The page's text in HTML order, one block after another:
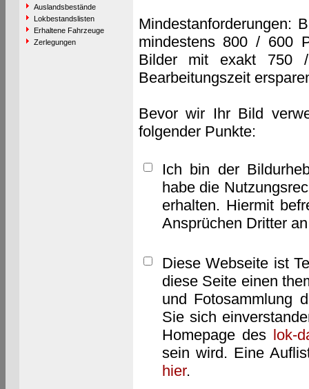
Auslandsbestände
Lokbestandslisten
Erhaltene Fahrzeuge
Zerlegungen
Mindestanforderungen:
mindestens 800 / 600
Bilder mit exakt 750
Bearbeitungszeit
Bevor wir Ihr Bild
folgender Punkte:
Ich bin der
habe die
erhalten. Hiermit
Ansprüchen Dritter
Diese Webseite ist
diese Seite einen
und Fotosammlung
Sie sich
Homepage des lok-
sein wird. Eine
hier.